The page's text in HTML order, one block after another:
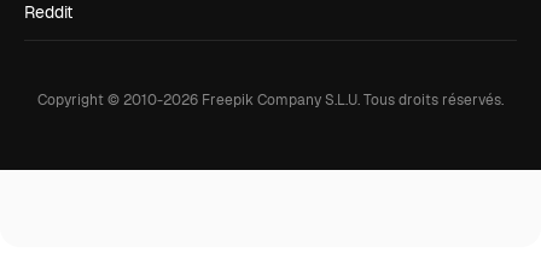
Reddit
Copyright © 2010-2026 Freepik Company S.L.U.Tous droits réservés.